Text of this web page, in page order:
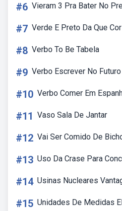
#6 Vieram 3 Pra Bater No
#7 Verde E Preto Da Que Cor
#8 Verbo To Be Tabela
#9 Verbo Escrever No Futuro
#10 Verbo Comer Em
#11 Vaso Sala De Jantar
#12 Vai Ser Comido De
#13 Uso Da Crase Para
#14 Usinas Nucleares
#15 Unidades De Medidas